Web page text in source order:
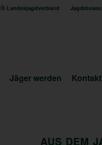
Landesjagdverband
Jäger werden
AUS DEM